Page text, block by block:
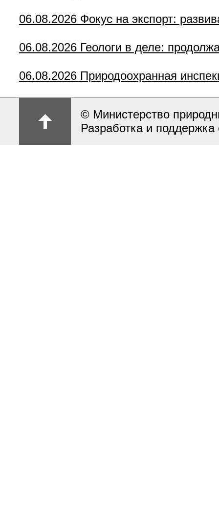
06.08.2026 Фокус на экспорт:
06.08.2026 Геологи в деле:
06.08.2026 Природоохранная
© Министерство
Разработка и